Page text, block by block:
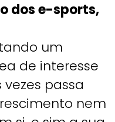
dos e-sports,
um
de interesse
passa
nem